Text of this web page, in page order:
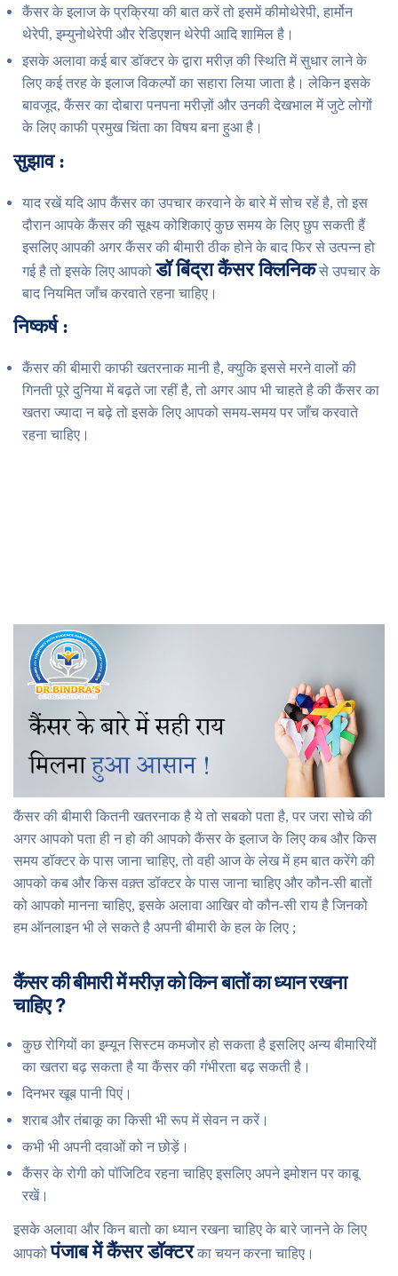
कैंसर के इलाज के प्रक्रिया की बात करें तो इसमें कीमोथेरेपी, हार्मोन
थेरेपी, इम्‍युनोथेरेपी और रेडिएशन थेरेपी आदि शामिल है।
इसके अलावा कई बार डॉक्‍टर के द्वारा मरीज़ की स्थिति में सुधार लाने के
लिए कई तरह के इलाज विकल्‍पों का सहारा लिया जाता है। लेकिन इसके
बावजूद, कैंसर का दोबारा पनपना मरीज़ों और उनकी देखभाल में जुटे लोगों
के लिए काफी प्रमुख चिंता का विषय बना हुआ है।
सुझाव :
याद रखें यदि आप कैंसर का उपचार करवाने के बारे में सोच रहें है, तो इस
दौरान आपके कैंसर की सूक्ष्य कोशिकाएं कुछ समय के लिए छुप सकती हैं
इसलिए आपकी अगर कैंसर की बीमारी ठीक होने के बाद फिर से उत्पन्न हो
गई है तो इसके लिए आपकोडॉ बिंद्रा कैंसर क्लिनिकसे उपचार के
बाद नियमित जाँच करवाते रहना चाहिए।
निष्कर्ष :
कैंसर की बीमारी काफी खतरनाक मानी है, क्युकि इससे मरने वालों की
गिनती पूरे दुनिया में बढ़ते जा रहीं है, तो अगर आप भी चाहते है की कैंसर का
खतरा ज्यादा न बढ़े तो इसके लिए आपको समय-समय पर जाँच करवाते
रहना चाहिए।
कैंसर की बीमारी कितनी खतरनाक है ये तो सबको पता है, पर जरा सोचे की
अगर आपको पता ही न हो की आपको कैंसर के इलाज के लिए कब और किस
समय डॉक्टर के पास जाना चाहिए, तो वही आज के लेख में हम बात करेंगे की
आपको कब और किस वक़्त डॉक्टर के पास जाना चाहिए और कौन-सी बातों
को आपको मानना चाहिए, इसके अलावा आखिर वो कौन-सी राय है जिनको
हम ऑनलाइन भी ले सकते है अपनी बीमारी के हल के लिए ;
कैंसर की बीमारी में मरीज़ को किन बातों का ध्यान रखना
चाहिए ?
कुछ रोगियों का इम्यून सिस्टम कमजोर हो सकता है इसलिए अन्य बीमारियों
का खतरा बढ़ सकता है या कैंसर की गंभीरता बढ़ सकती है।
दिनभर खूब पानी पिएं।
शराब और तंबाकू का किसी भी रूप में सेवन न करें।
कभी भी अपनी दवाओं को न छोड़ें।
कैंसर के रोगी को पॉजिटिव रहना चाहिए इसलिए अपने इमोशन पर काबू
रखें।
इसके अलावा और किन बातो का ध्यान रखना चाहिए के बारे जानने के लिए
आपकोपंजाब में कैंसर डॉक्टर का चयन करना चाहिए।